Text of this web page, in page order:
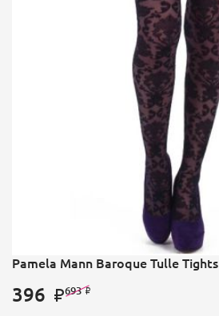
Pamela Mann Baroque Tulle Tights
396 693